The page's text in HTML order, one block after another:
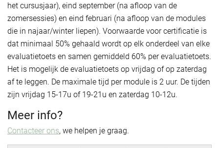
het cursusjaar), eind september (na afloop van de
zomersessies) en eind februari (na afloop van de modules
die in najaar/winter liepen). Voorwaarde voor certificatie is
dat minimaal 50% gehaald wordt op elk onderdeel van elke
evaluatietoets en samen gemiddeld 60% per evaluatietoets.
Het is mogelijk de evaluatietoets op vrijdag of op zaterdag
af te leggen. De maximale tijd per module is 2 uur. De tijden
zijn vrijdag 15-17u of 19-21u en zaterdag 10-12u.
Meer info?
Contacteer ons, we helpen je graag.